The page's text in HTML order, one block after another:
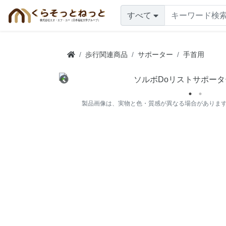
すべて
歩行関連商品 サポーター 手首用
製品画像は、実物と色・質感が異なる場合がありま